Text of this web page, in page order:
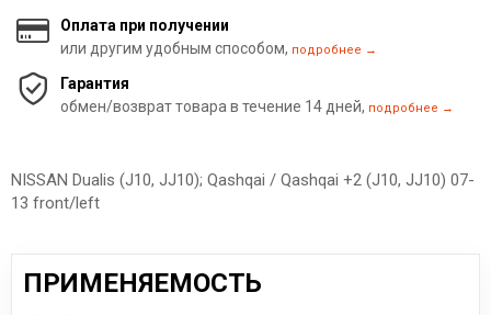
Оплата при получении
или другим удобным способом, подробнее →
Гарантия
обмен/возврат товара в течение 14 дней, подробнее →
NISSAN Dualis (J10, JJ10); Qashqai / Qashqai +2 (J10, JJ10) 07-
13 front/left
ПРИМЕНЯЕМОСТЬ